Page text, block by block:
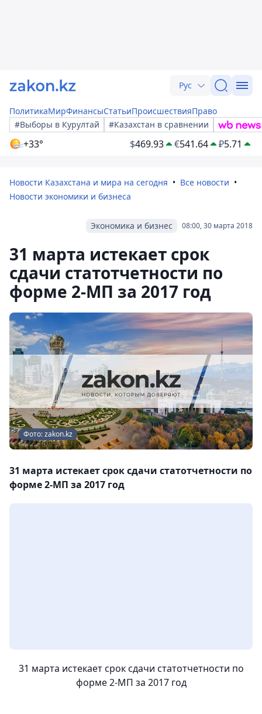
Рус
ПолитикаМирФинансыСтатьиПроисшествияПраво
#Выборы в Курултай
#Казахстан в сравнении
+33° $469.93 €541.64 ₽5.71
Новости Казахстана и мира на сегодня
Все новости
Новости экономики и бизнеса
08:00, 30 марта 2018
Экономика и бизнес
31 марта истекает срок
сдачи статотчетности по
форме 2-МП за 2017 год
Фото: zakon.kz
31 марта истекает срок сдачи статотчетности по
форме 2-МП за 2017 год
31 марта истекает срок сдачи статотчетности по
форме 2-МП за 2017 год